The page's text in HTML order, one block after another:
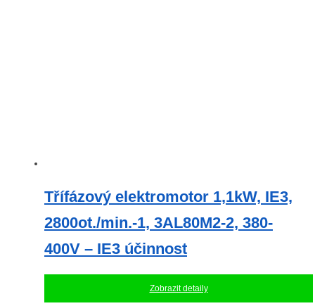
Třífázový elektromotor 1,1kW, IE3,
2800ot./min.-1, 3AL80M2-2, 380-
400V – IE3 účinnost
Zobrazit detaily